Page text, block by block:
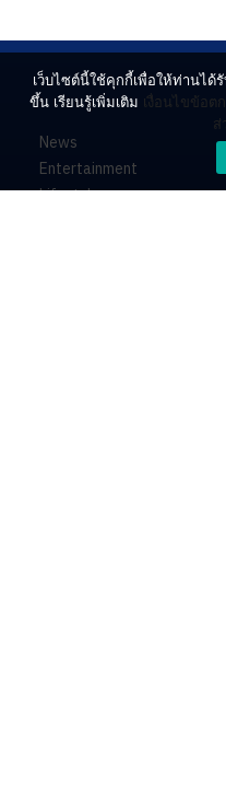
News
Entertainment
Lifestyle
เว็บไซต์นี้ใช้คุกกี้เพื่อให้ท่านได้
ขึ้น เรียนรู้เพิ่มเติม เงื่อนไขข้อต
ส่